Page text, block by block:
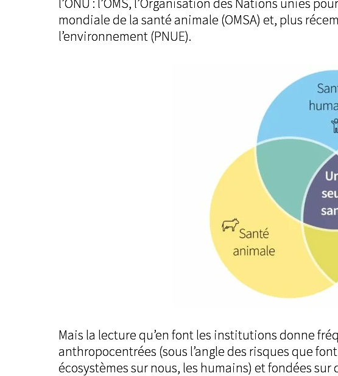
l’ONU : l’OMS, l’Organisation des Nations unies
mondiale de la santé animale (OMSA) et, plus
l’environnement (PNUE).
Mais la lecture qu’en font les institutions donne
anthropocentrées (sous l’angle des risques que
écosystèmes sur nous, les humains) et fondées